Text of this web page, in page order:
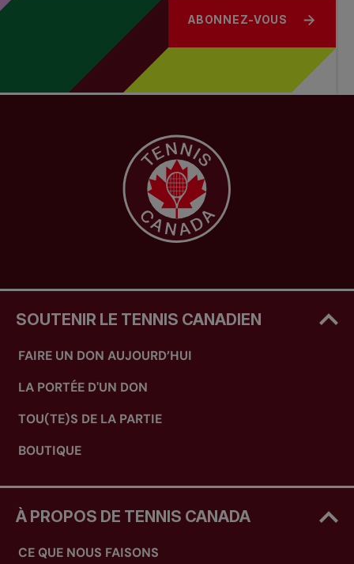
ABONNEZ-VOUS
SOUTENIR LE TENNIS CANADIEN
FAIRE UN DON AUJOURD’HUI
LA PORTÉE D'UN DON
TOU(TE)S DE LA PARTIE
BOUTIQUE
À PROPOS DE TENNIS CANADA
CE QUE NOUS FAISONS